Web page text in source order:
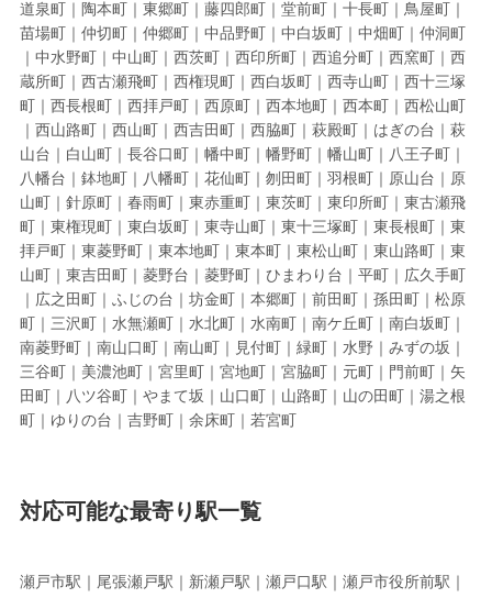
道泉町｜陶本町｜東郷町｜藤四郎町｜堂前町｜十長町｜鳥屋町｜
苗場町｜仲切町｜仲郷町｜中品野町｜中白坂町｜中畑町｜仲洞町
｜中水野町｜中山町｜西茨町｜西印所町｜西追分町｜西窯町｜西
蔵所町｜西古瀬飛町｜西権現町｜西白坂町｜西寺山町｜西十三塚
町｜西長根町｜西拝戸町｜西原町｜西本地町｜西本町｜西松山町
｜西山路町｜西山町｜西吉田町｜西脇町｜萩殿町｜はぎの台｜萩
山台｜白山町｜長谷口町｜幡中町｜幡野町｜幡山町｜八王子町｜
八幡台｜鉢地町｜八幡町｜花仙町｜刎田町｜羽根町｜原山台｜原
山町｜針原町｜春雨町｜東赤重町｜東茨町｜東印所町｜東古瀬飛
町｜東権現町｜東白坂町｜東寺山町｜東十三塚町｜東長根町｜東
拝戸町｜東菱野町｜東本地町｜東本町｜東松山町｜東山路町｜東
山町｜東吉田町｜菱野台｜菱野町｜ひまわり台｜平町｜広久手町
｜広之田町｜ふじの台｜坊金町｜本郷町｜前田町｜孫田町｜松原
町｜三沢町｜水無瀬町｜水北町｜水南町｜南ケ丘町｜南白坂町｜
南菱野町｜南山口町｜南山町｜見付町｜緑町｜水野｜みずの坂｜
三谷町｜美濃池町｜宮里町｜宮地町｜宮脇町｜元町｜門前町｜矢
田町｜八ツ谷町｜やまて坂｜山口町｜山路町｜山の田町｜湯之根
町｜ゆりの台｜吉野町｜余床町｜若宮町
対応可能な最寄り駅一覧
瀬戸市駅｜尾張瀬戸駅｜新瀬戸駅｜瀬戸口駅｜瀬戸市役所前駅｜